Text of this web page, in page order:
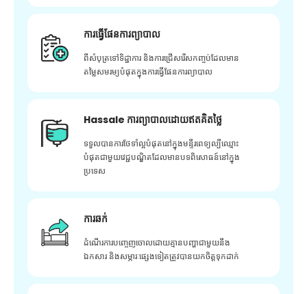
ការធ្វើផែនការព្យាបាល
ពីសំបុត្រទៅទិដ្ឋាការ និងការជ្រើសរើសកញ្ចប់ដែលមាន
តម្លៃសមរម្យបំផុតក្នុងការធ្វើផែនការព្យាបាល
Hassale ការព្យាបាលដោយឥតគិតថ្លៃ
ទទួលបានការថែទាំល្អបំផុតនៅក្នុងមន្ទីរពេទ្យល្បីឈ្មោះ
បំផុតជាមួយវេជ្ជបណ្ឌិតដែលមានបទពិសោធន៍នៅក្នុង
ប្រទេស
ការឆក់
ដំណើរការបញ្ចេញចោលដោយគ្មានបញ្ហាជាមួយនឹង
ឯកសារ និងសម្ភារៈផ្សេងទៀតត្រូវបានយកចិត្តទុកដាក់